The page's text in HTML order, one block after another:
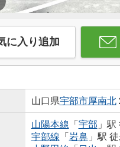
に入り追加
山口県宇部市厚南北
山陽本線 「 宇部 」
宇部線 「 岩鼻」駅